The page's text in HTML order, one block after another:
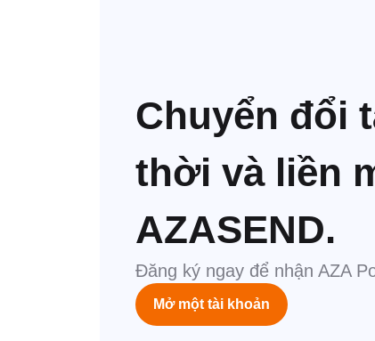
Chuyển đổi
thời và liền
AZASEND.
Đăng ký ngay để nhận AZA
Mở một tài khoản